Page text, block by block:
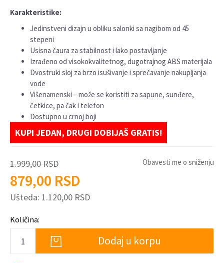
Karakteristike:
Jedinstveni dizajn u obliku salonki sa nagibom od 45
stepeni
Usisna čaura za stabilnost i lako postavljanje
Izrađeno od visokokvalitetnog, dugotrajnog ABS materijala
Dvostruki sloj za brzo isušivanje i sprečavanje nakupljanja
vode
Višenamenski – može se koristiti za sapune, sunđere,
četkice, pa čak i telefon
Dostupno u crnoj boji
KUPI JEDAN, DRUGI DOBIJAŠ GRATIS!
1.999,00RSD
879,00 RSD
Ušteda: 1.120,00 RSD
Obavesti me o sniženju
Količina:
Dodaj u korpu